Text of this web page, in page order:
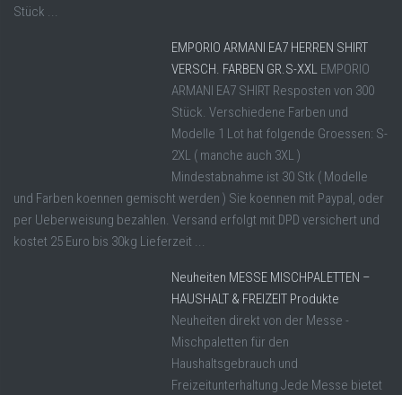
Stück ...
EMPORIO ARMANI EA7 HERREN SHIRT
VERSCH. FARBEN GR.S-XXL EMPORIO
ARMANI EA7 SHIRT Resposten von 300
Stück. Verschiedene Farben und
Modelle 1 Lot hat folgende Groessen: S-
2XL ( manche auch 3XL )
Mindestabnahme ist 30 Stk ( Modelle
und Farben koennen gemischt werden ) Sie koennen mit Paypal, oder
per Ueberweisung bezahlen. Versand erfolgt mit DPD versichert und
kostet 25 Euro bis 30kg Lieferzeit ...
Neuheiten MESSE MISCHPALETTEN –
HAUSHALT & FREIZEIT Produkte
Neuheiten direkt von der Messe -
Mischpaletten für den
Haushaltsgebrauch und
Freizeitunterhaltung Jede Messe bietet